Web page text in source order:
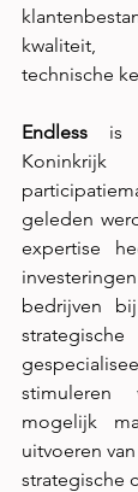
kwaliteit,
technische
Endless is
geleden
expertise
bedrijven
stimuleren
mogelijk
uitvoeren van
strategische